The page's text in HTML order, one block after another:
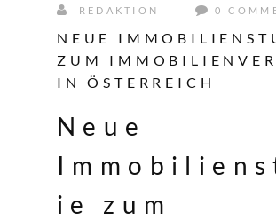
REDAKTION 0
NEUE
ZUM
IN ÖSTERREICH
Neue
ie zum